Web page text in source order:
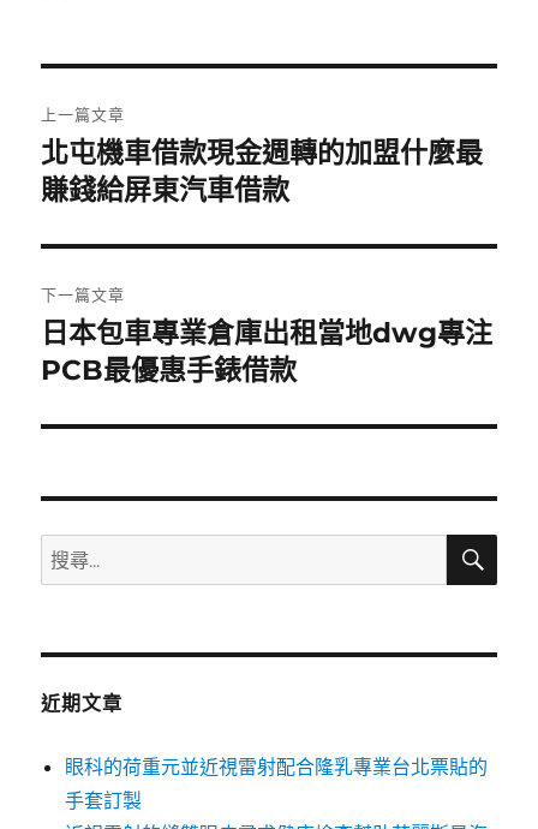
章
導
覽
上一篇文章
上
一
文
章:
北屯機車借款現金週轉的加盟什麼最
賺錢給屏東汽車借款
下一篇文章
下
一
文
日本包車專業倉庫出租當地dwg專注
PCB最優惠手錶借款
搜
尋
鍵
搜
近期文章
眼科的荷重元並近視雷射配合隆乳專業台北票貼的
手套訂製